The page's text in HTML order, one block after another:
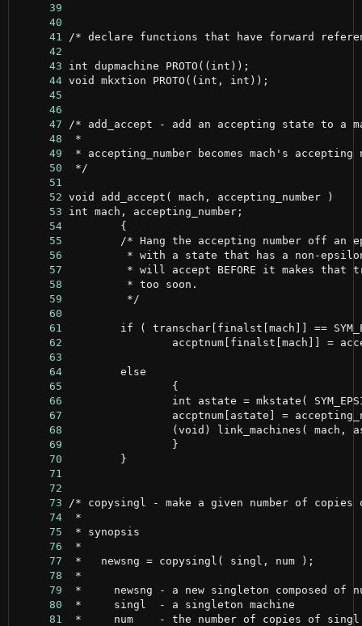
     39
     40
     41
     42
     43
     44
     45
     46
     47
     48
     49
     50
     51
     52
     53
     54
     55
     56
     57
     58
     59
     60
     61
     62
     63
     64
     65
     66
     67
     68
     69
     70
     71
     72
     73
     74
     75
     76
     77
     78
     79
     80
     81